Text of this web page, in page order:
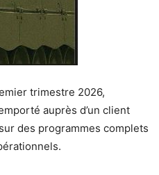
trimestre 2026,
auprès d’un client
des programmes complets